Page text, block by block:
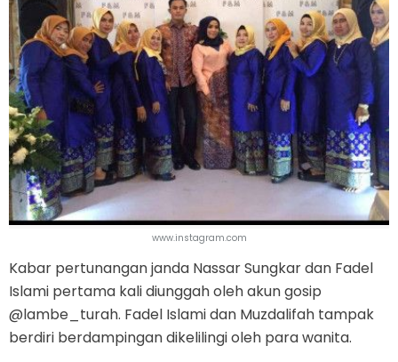
www.instagram.com
Kabar pertunangan janda Nassar Sungkar dan Fadel
Islami pertama kali diunggah oleh akun gosip
@lambe_turah. Fadel Islami dan Muzdalifah tampak
berdiri berdampingan dikelilingi oleh para wanita.